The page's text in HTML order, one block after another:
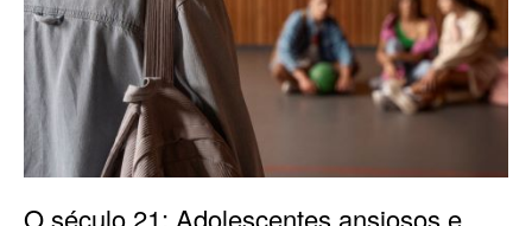
O século 21: Adolescentes ansiosos e